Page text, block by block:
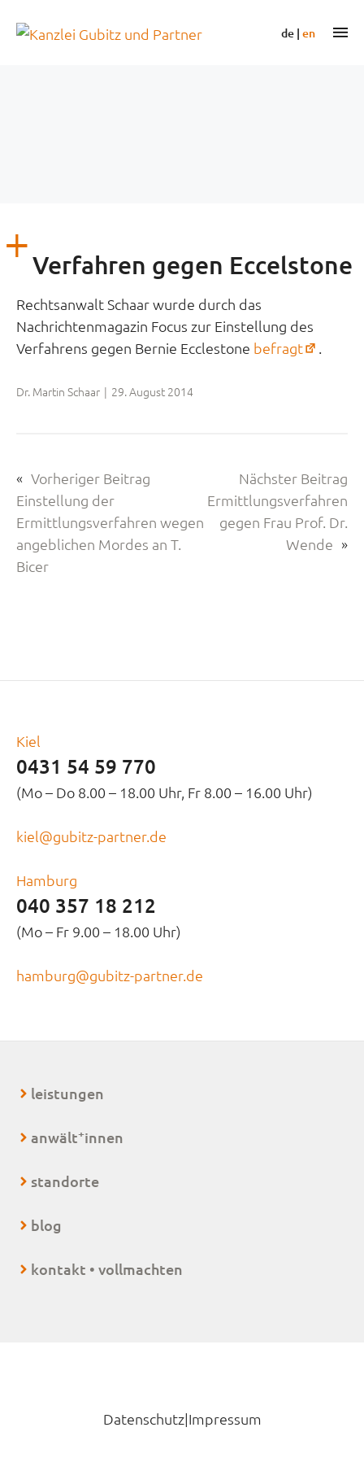
Inhalt
de | en
Verfahren gegen Eccelstone
Rechtsanwalt Schaar wurde durch das
Nachrichtenmagazin Focus zur Einstellung des
Verfahrens gegen Bernie Ecclestone befragt .
Dr. Martin Schaar | 29. August 2014
« Vorheriger Beitrag
Einstellung der
Ermittlungsverfahren wegen
angeblichen Mordes an T.
Bicer
Nächster Beitrag
Ermittlungsverfahren
gegen Frau Prof. Dr.
Wende »
Kiel
0431 54 59 770
(Mo – Do 8.00 – 18.00 Uhr, Fr 8.00 – 16.00 Uhr)
kiel@gubitz-partner.de
Hamburg
040 357 18 212
(Mo – Fr 9.00 – 18.00 Uhr)
hamburg@gubitz-partner.de
leistungen
anwält+innen
standorte
blog
kontakt • vollmachten
Datenschutz|Impressum